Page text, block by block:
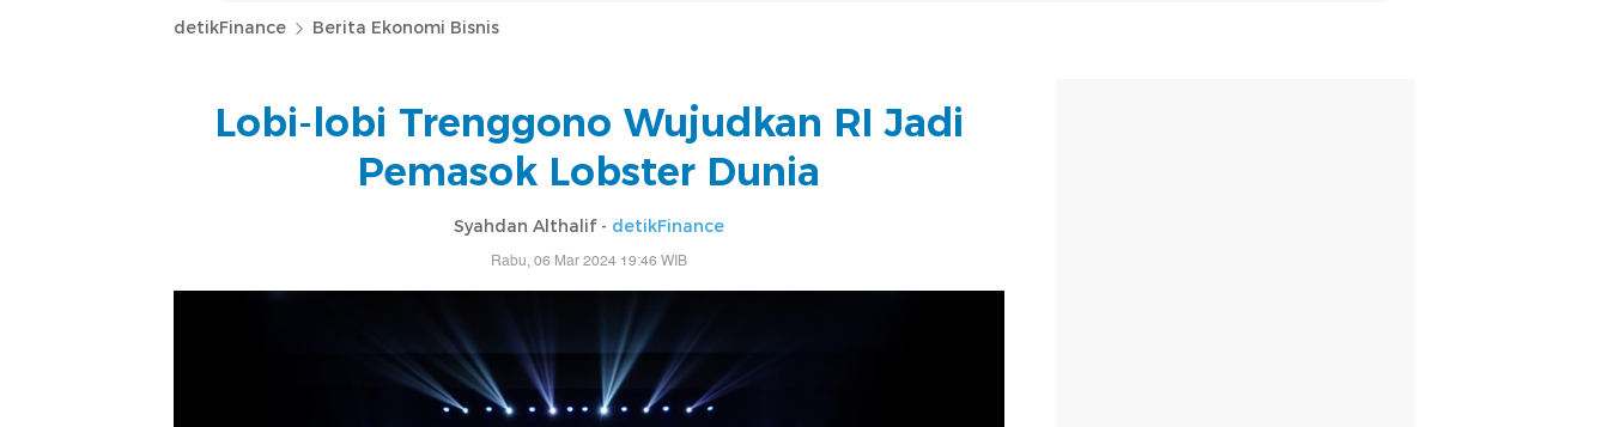
detikFinance Berita Ekonomi Bisnis
Lobi-lobi Trenggono Wujudkan RI Jadi
Pemasok Lobster Dunia
Syahdan Althalif - detikFinance
Rabu, 06 Mar 2024 19:46 WIB